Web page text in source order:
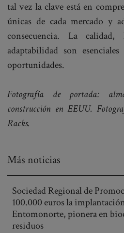
tal vez la clave está en
únicas de cada mercado y
consecuencia. La
adaptabilidad son
oportunidades.
Fotografía de portada:
construcción en EEUU.
Racks.
Más noticias
Sociedad Regional de
100.000 euros la
Entomonorte, pionera en
residuos